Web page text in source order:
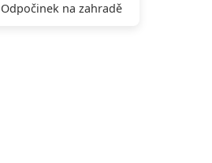
Odpočinek na zahradě